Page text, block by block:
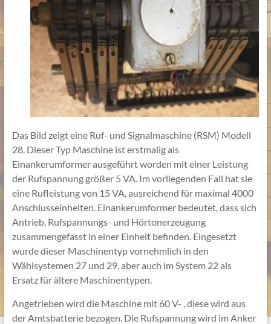
Das Bild zeigt eine Ruf- und Signalmaschine (RSM) Modell
28. Dieser Typ Maschine ist erstmalig als
Einankerumformer ausgeführt worden mit einer Leistung
der Rufspannung größer 5 VA. Im vorliegenden Fall hat sie
eine Rufleistung von 15 VA, ausreichend für maximal 4000
Anschlusseinheiten. Einankerumformer bedeutet, dass sich
Antrieb, Rufspannungs- und Hörtonerzeugung
zusammengefasst in einer Einheit befinden. Eingesetzt
wurde dieser Maschinentyp vornehmlich in den
Wählsystemen 27 und 29, aber auch im System 22 als
Ersatz für ältere Maschinentypen.
Angetrieben wird die Maschine mit 60 V- , diese wird aus
der Amtsbatterie bezogen. Die Rufspannung wird im Anker